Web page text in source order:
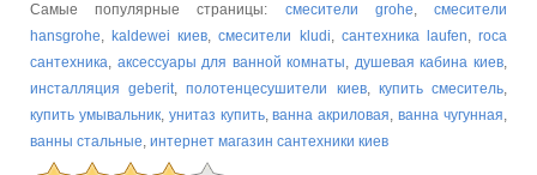
Самые популярные страницы: смесители grohe,смесители
hansgrohe, kaldewei киев,смесители kludi, сантехника laufen,roca
сантехника, аксессуары для ванной комнаты, душевая кабина киев,
инсталляция geberit,полотенцесушители киев, купить смеситель,
купить умывальник, унитаз купить,ванна акриловая,ванна чугунная,
ванны стальные, интернет магазин сантехники киев